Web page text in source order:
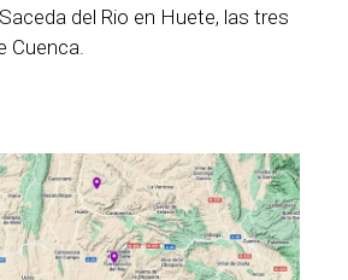
Saceda del Rio en Huete, las tres
Cuenca.